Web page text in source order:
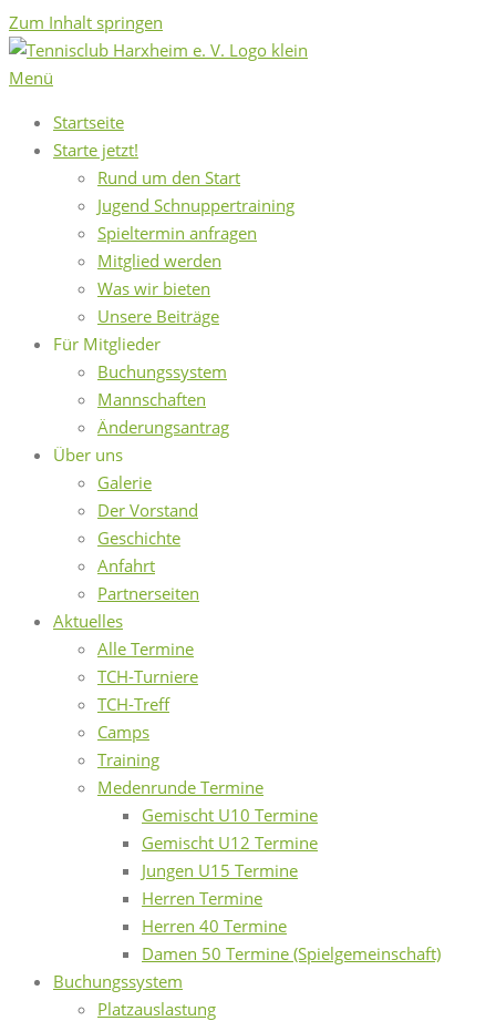
Zum Inhalt springen
Menü
Startseite
Starte jetzt!
Rund um den Start
Jugend Schnuppertraining
Spieltermin anfragen
Mitglied werden
Was wir bieten
Unsere Beiträge
Für Mitglieder
Buchungssystem
Mannschaften
Änderungsantrag
Über uns
Galerie
Der Vorstand
Geschichte
Anfahrt
Partnerseiten
Aktuelles
Alle Termine
TCH-Turniere
TCH-Treff
Camps
Training
Medenrunde Termine
Gemischt U10 Termine
Gemischt U12 Termine
Jungen U15 Termine
Herren Termine
Herren 40 Termine
Damen 50 Termine (Spielgemeinschaft)
Buchungssystem
Platzauslastung